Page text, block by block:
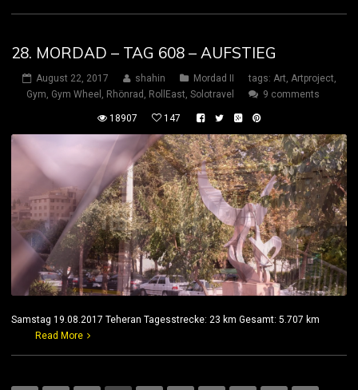
28. MORDAD – TAG 608 – AUFSTIEG
August 22, 2017 shahin Mordad II tags: Art Artproject
Gym Gym Wheel Rhönrad RollEast Solotravel 9 comments
18907 147
Samstag 19.08.2017 Teheran Tagesstrecke: 23 km Gesamt: 5.707 km
Read More